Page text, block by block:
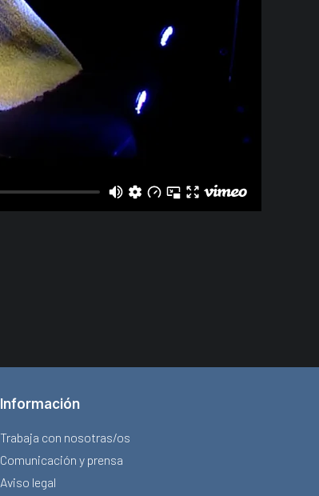
Información
Trabaja con nosotras/os
Comunicación y prensa
Aviso legal